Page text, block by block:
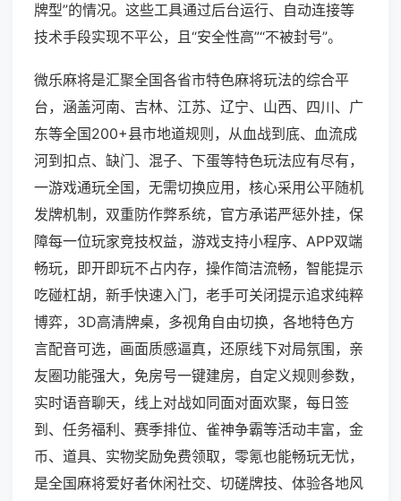
牌型”的情况。这些工具通过后台运行、自动连接等
技术手段实现不平公，且“安全性高”“不被封号”。
微乐麻将是汇聚全国各省市特色麻将玩法的综合平
台，涵盖河南、吉林、江苏、辽宁、山西、四川、广
东等全国200+县市地道规则，从血战到底、血流成
河到扣点、缺门、混子、下蛋等特色玩法应有尽有，
一游戏通玩全国，无需切换应用，核心采用公平随机
发牌机制，双重防作弊系统，官方承诺严惩外挂，保
障每一位玩家竞技权益，游戏支持小程序、APP双端
畅玩，即开即玩不占内存，操作简洁流畅，智能提示
吃碰杠胡，新手快速入门，老手可关闭提示追求纯粹
博弈，3D高清牌桌，多视角自由切换，各地特色方
言配音可选，画面质感逼真，还原线下对局氛围，亲
友圈功能强大，免房号一键建房，自定义规则参数，
实时语音聊天，线上对战如同面对面欢聚，每日签
到、任务福利、赛季排位、雀神争霸等活动丰富，金
币、道具、实物奖励免费领取，零氪也能畅玩无忧，
是全国麻将爱好者休闲社交、切磋牌技、体验各地风